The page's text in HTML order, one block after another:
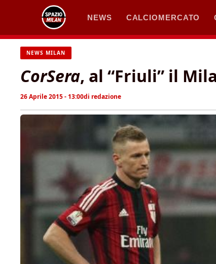
contenuto
NEWS CALCIOMERCATO
NEWS MILAN
CorSera, al “Friuli” il
26 Aprile 2015 - 13:00di redazione